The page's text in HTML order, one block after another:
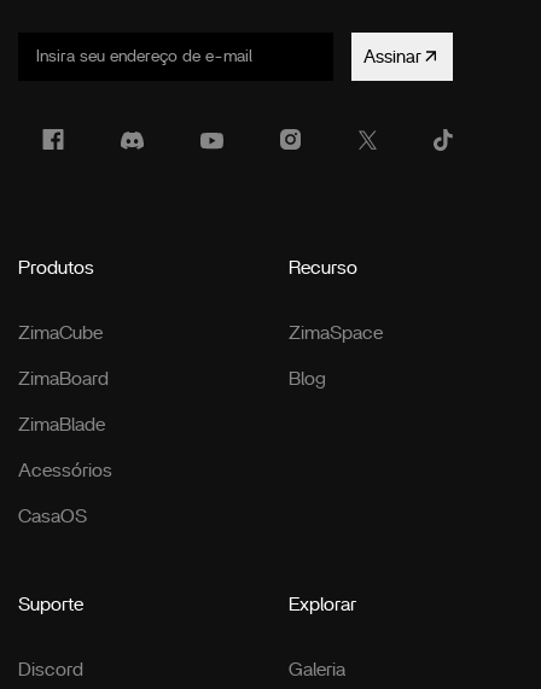
Assinar
Produtos
ZimaCube
ZimaBoard
ZimaBlade
Acessórios
CasaOS
Recurso
ZimaSpace
Blog
Suporte
Discord
Explorar
Galeria